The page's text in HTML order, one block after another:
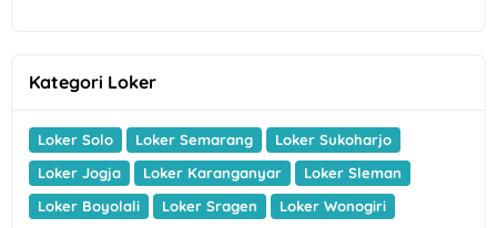
Kategori Loker
Loker Solo Loker Semarang
Loker Sukoharjo
Loker Jogja
Loker Karanganyar
Loker Sleman
Loker Boyolali
Loker Sragen Loker Wonogiri